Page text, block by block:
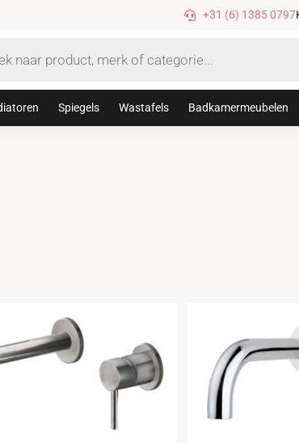
+31 (6) 1385 0797
Spiegels Wastafels Badkamermeubelen